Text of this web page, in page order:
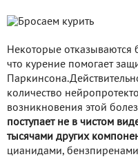
Некоторые отказываются
что курение помогает
количество
возникновения этой
поступает не в чистом
тысячами других
цианидами,